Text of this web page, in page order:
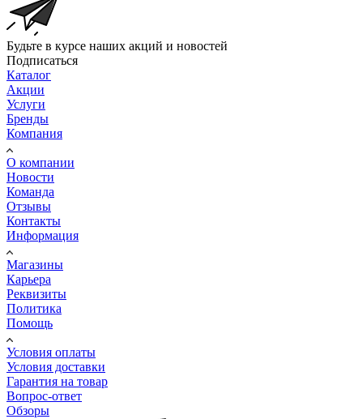
Будьте в курсе наших акций и новостей
Подписаться
Каталог
Акции
Услуги
Бренды
Компания
О компании
Новости
Команда
Отзывы
Контакты
Информация
Магазины
Карьера
Реквизиты
Политика
Помощь
Условия оплаты
Условия доставки
Гарантия на товар
Вопрос-ответ
Обзоры